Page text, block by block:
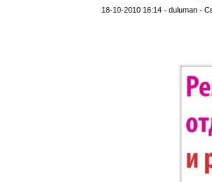
18-10-2010 16:14 -duluman -